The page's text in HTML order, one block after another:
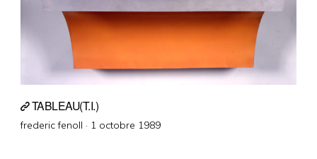
TABLEAU(T.I.)
frederic fenoll · Posted
1 octobre 1989